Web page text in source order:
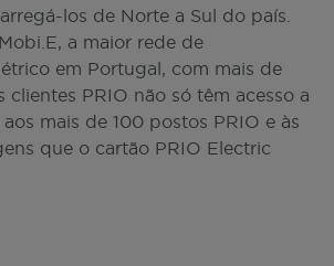
los de Norte a Sul do país.
a maior rede de
em Portugal, com mais de
clientes PRIO não só têm acesso a
mais de 100 postos PRIO e às
que o cartão PRIO Electric